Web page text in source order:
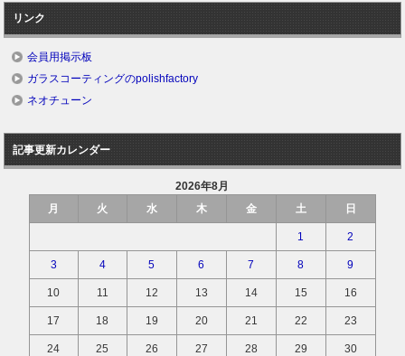
リンク
会員用掲示板
ガラスコーティングのpolishfactory
ネオチューン
記事更新カレンダー
2026年8月
月
火 水 木 金 土 日
1 2
3 4 5 6 7 8 9
10 11 12 13 14 15 16
17 18 19 20 21 22 23
24 25 26 27 28 29 30